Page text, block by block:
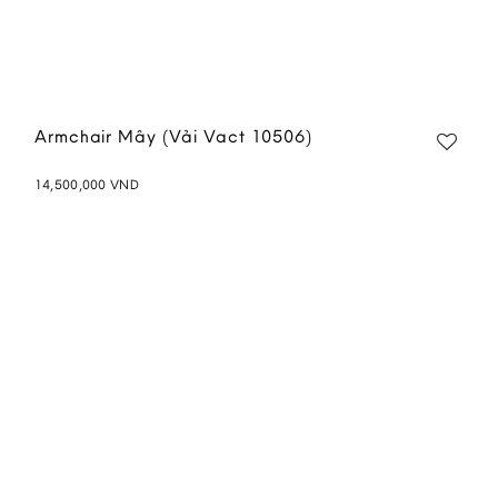
Armchair Mây (Vải Vact 10506)
14,500,000VND